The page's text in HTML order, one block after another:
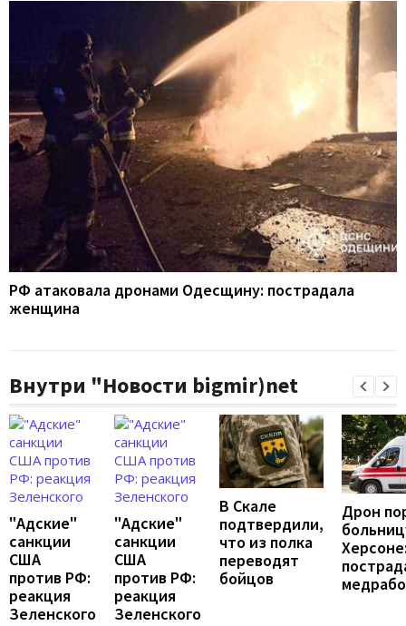
РФ атаковала дронами Одесщину: пострадала
женщина
Внутри "Новости bigmir)net
"Адские"
санкции
США
против РФ:
реакция
Зеленского
"Адские"
санкции
США
против РФ:
реакция
Зеленского
В Скале
подтвердили,
что из полка
переводят
бойцов
Дрон